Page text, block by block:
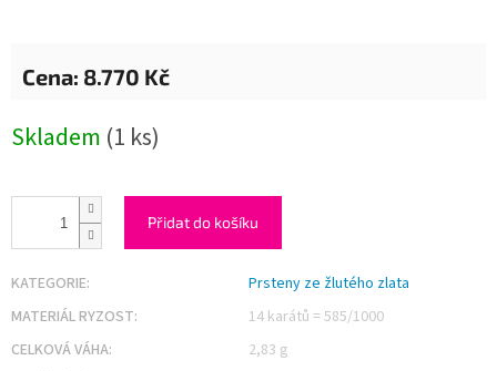
8.770 Kč
cena:
Skladem (1 ks)
Přidat do košíku
KATEGORIE:
Prsteny ze žlutého zlata
MATERIÁL RYZOST:
14 karátů = 585/1000
CELKOVÁ VÁHA:
2,83 g